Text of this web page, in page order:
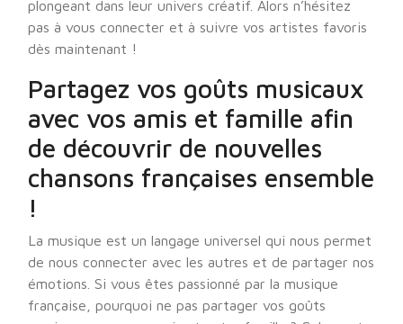
plongeant dans leur univers créatif. Alors n’hésitez
pas à vous connecter et à suivre vos artistes favoris
dès maintenant !
Partagez vos goûts musicaux
avec vos amis et famille afin
de découvrir de nouvelles
chansons françaises ensemble
!
La musique est un langage universel qui nous permet
de nous connecter avec les autres et de partager nos
émotions. Si vous êtes passionné par la musique
française, pourquoi ne pas partager vos goûts